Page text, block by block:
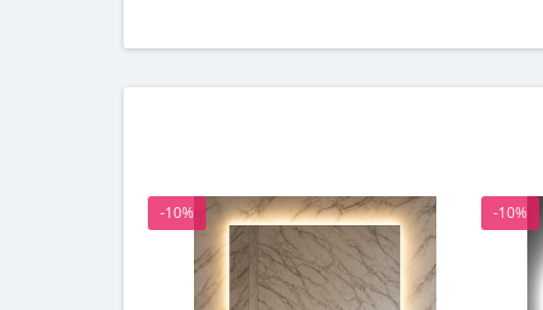
-10% -10%